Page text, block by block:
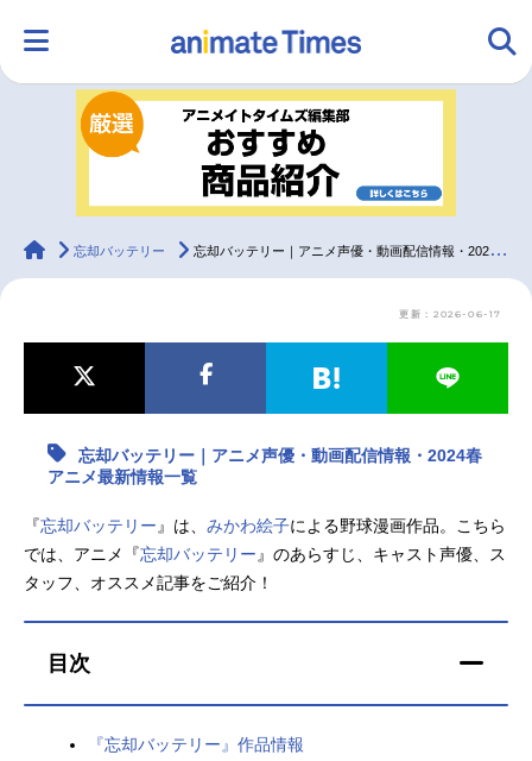
ランキング アニメ
ラジオ みんなの声
最新記事一覧
アニメ記事一覧 声優記事一覧
アニメ映画一覧
今期アニメ曜日別一覧
春アニメ
animateTimes
忘却バッテリー 忘却バッテリー｜アニメ声優・動画配信情報・2024春アニメ最新情報一覧
更新：2026-06-17
忘却バッテリー｜アニメ声優・動画配信情報・2024春
アニメ最新情報一覧
『忘却バッテリー 』は、 みかわ絵子による野球漫画作品。こちら
では、アニメ『忘却バッテリー 』のあらすじ、キャスト声優、ス
タッフ、オススメ記事をご紹介！
目次
『忘却バッテリー』作品情報